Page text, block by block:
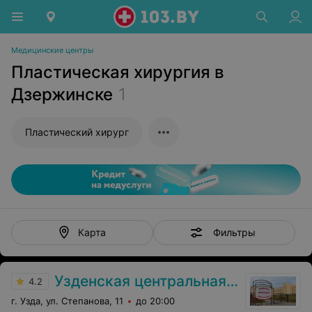
Медицинские центры
Пластическая хирургия в
Дзержинске 1
Пластический хирург
Карта Фильтры
4.2 Узденская центральная районная больница
г. Узда, ул. Степанова, 11 до 20:00